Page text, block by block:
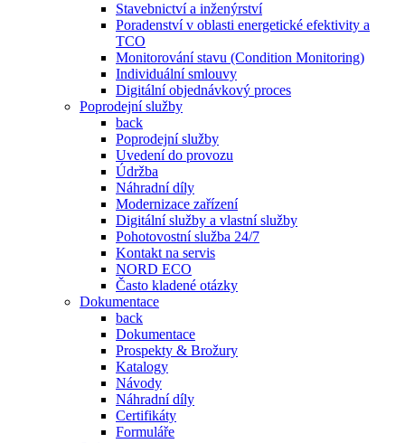
Stavebnictví a inženýrství
Poradenství v oblasti energetické efektivity a
TCO
Monitorování stavu (Condition Monitoring)
Individuální smlouvy
Digitální objednávkový proces
Poprodejní služby
back
Poprodejní služby
Uvedení do provozu
Údržba
Náhradní díly
Modernizace zařízení
Digitální služby a vlastní služby
Pohotovostní služba 24/7
Kontakt na servis
NORD ECO
Často kladené otázky
Dokumentace
back
Dokumentace
Prospekty & Brožury
Katalogy
Návody
Náhradní díly
Certifikáty
Formuláře